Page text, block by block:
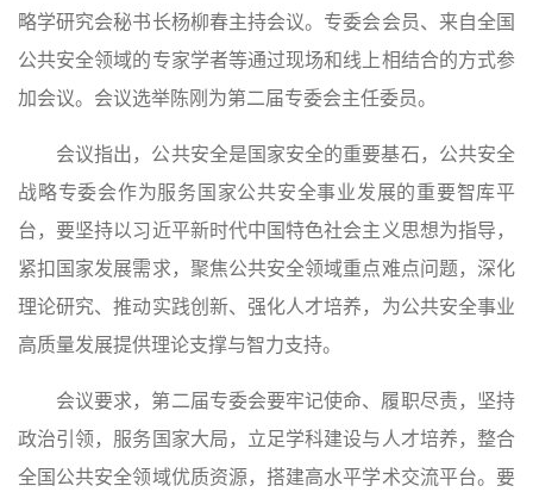
略学研究会秘书长杨柳春主持会议。专委会会员、来自全国
公共安全领域的专家学者等通过现场和线上相结合的方式参
加会议。会议选举陈刚为第二届专委会主任委员。
会议指出，公共安全是国家安全的重要基石，公共安全
战略专委会作为服务国家公共安全事业发展的重要智库平
台，要坚持以习近平新时代中国特色社会主义思想为指导，
紧扣国家发展需求，聚焦公共安全领域重点难点问题，深化
理论研究、推动实践创新、强化人才培养，为公共安全事业
高质量发展提供理论支撑与智力支持。
会议要求，第二届专委会要牢记使命、履职尽责，坚持
政治引领，服务国家大局，立足学科建设与人才培养，整合
全国公共安全领域优质资源，搭建高水平学术交流平台。要